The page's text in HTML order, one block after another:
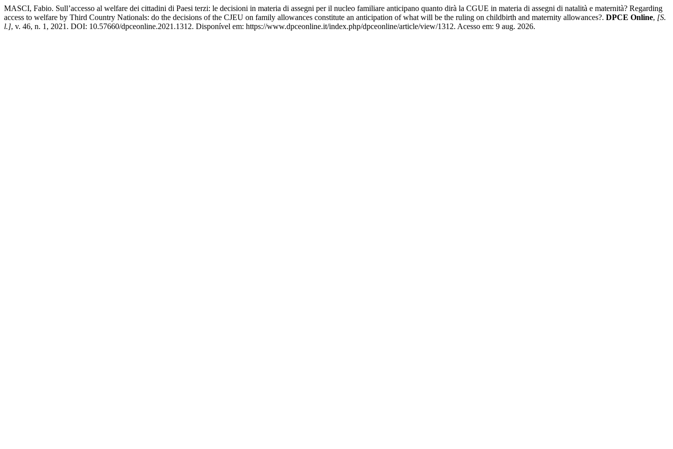
MASCI, Fabio. Sull’accesso al welfare dei cittadini di Paesi terzi: le decisioni in materia di assegni per il nucleo familiare anticipano quanto dirà la CGUE in materia di assegni di natalità e maternità? Regarding
access to welfare by Third Country Nationals: do the decisions of the CJEU on family allowances constitute an anticipation of what will be the ruling on childbirth and maternity allowances?. DPCE Online, [S.
l.], v. 46, n. 1, 2021. DOI: 10.57660/dpceonline.2021.1312. Disponível em: https://www.dpceonline.it/index.php/dpceonline/article/view/1312. Acesso em: 9 aug. 2026.